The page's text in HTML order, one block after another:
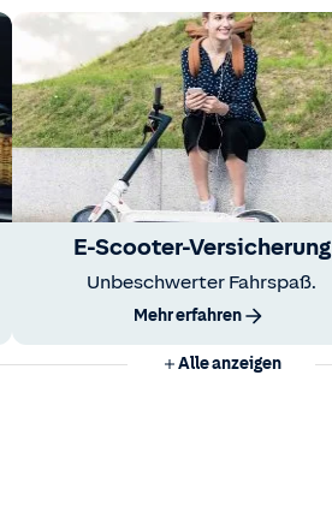
E-Scooter-Versicherung
Unbeschwerter Fahrspaß.
Mehr erfahren
Alle anzeigen